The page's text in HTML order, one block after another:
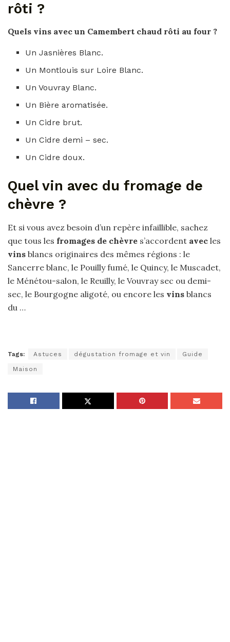
rôti ?
Quels vins avec un Camembert chaud rôti au four ?
Un Jasnières Blanc.
Un Montlouis sur Loire Blanc.
Un Vouvray Blanc.
Un Bière aromatisée.
Un Cidre brut.
Un Cidre demi – sec.
Un Cidre doux.
Quel vin avec du fromage de
chèvre ?
Et si vous avez besoin d’un repère infaillible, sachez
que tous les fromages de chèvre s’accordent avec les
vins blancs originaires des mêmes régions : le
Sancerre blanc, le Pouilly fumé, le Quincy, le Muscadet,
le Ménétou-salon, le Reuilly, le Vouvray sec ou demi-
sec, le Bourgogne aligoté, ou encore les vins blancs
du …
Tags: Astuces dégustation fromage et vin Guide
Maison